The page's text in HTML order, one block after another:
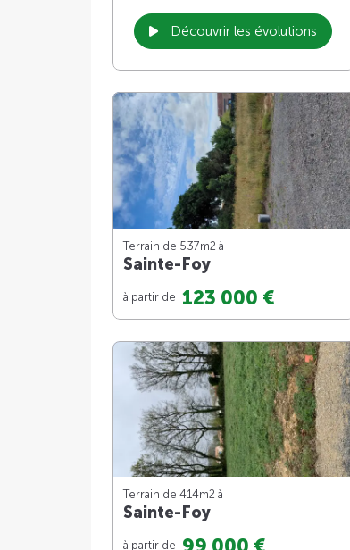
Découvrir les évolutions
Terrain de 537m2 à
Sainte-Foy
à partir de 123 000 €
Terrain de 414m2 à
Sainte-Foy
à partir de